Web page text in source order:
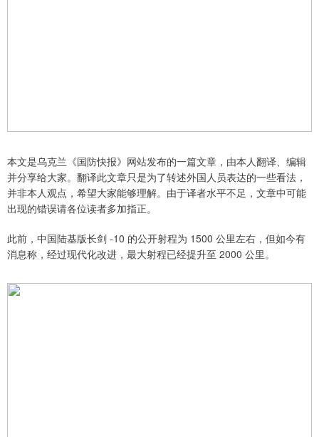
本文是乌克兰《国防快报》网站发布的一篇文章，由本人翻译、编辑
并分享给大家。翻译此文章只是为了转述外国人员表达的一些看法，
并非本人观点，希望大家能够理解。由于译者水平不足，文章中可能
出现的错误请各位读者多加指正。
此前，中国陆基版长剑 -10 的公开射程为 1500 公里左右，但如今有
消息称，经过现代化改进，最大射程已经提升至 2000 公里。